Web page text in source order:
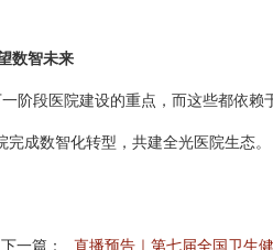
数智未来
阶段医院建设的重点，而这些都依赖
成数智化转型，共建全光医院生态。
下一篇： 直播预告｜第七届全国卫生